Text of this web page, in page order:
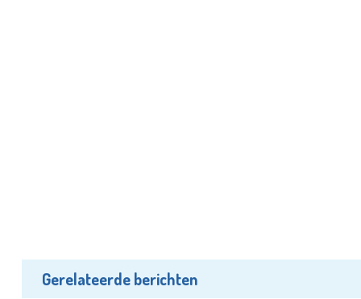
Gerelateerde berichten